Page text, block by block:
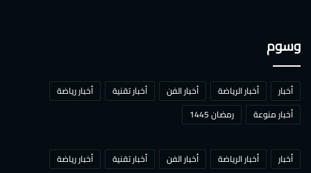
وسوم
أخبار أخبار الرياضة أخبار الفن أخبار تقنية
أخبار رياضة
أخبار منوعة
رمضان 1445
أخبار أخبار الرياضة أخبار الفن أخبار تقنية
أخبار رياضة